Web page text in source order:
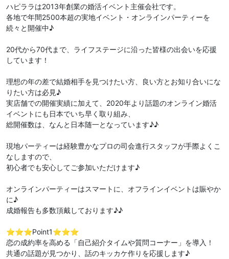
ハピララは2013年創業の婚活イベント主催会社です。
各地で年間2500本超の実地イベント・オンラインパーティーを
続々と開催中♪
20代から70代まで、ライフステージに沿った皆様の出会いを応援
しています！
理想の年の差で結婚相手を見つけたい方、良い方とお知り合いにな
りたい方は必見♪
実店舗での開催実績に加えて、2020年より話題のオンライン婚活
イベントにも日本でいち早く取り組み、
総開催数は、なんと日本随一となっています♪♪
現地パーティーは経験豊かなプロの司会進行スタッフが手際よくこ
なしますので、
初心者でも安心してご参加いただけます♪
オンラインパーティーはスマートに、オフラインイベントは賑やか
に♪
成婚報告も多数頂戴しております♪♪
⭐️⭐️⭐️Point1⭐️⭐️⭐️
恋の成約率を高める「自己紹介タイムや質問コーナー」を導入！
共通の話題が見つかり、話のキッカケ作りを応援します♪